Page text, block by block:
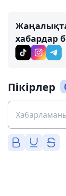
хабардар
Пікірлер